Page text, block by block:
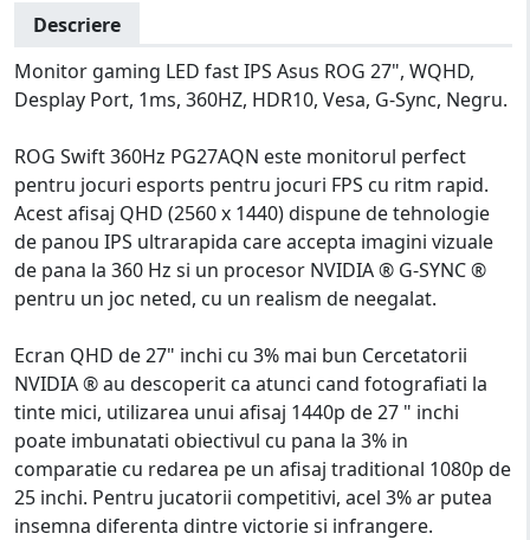
Descriere
Monitor gaming LED fast IPS Asus ROG 27", WQHD,
Desplay Port, 1ms, 360HZ, HDR10, Vesa, G-Sync, Negru.
ROG Swift 360Hz PG27AQN este monitorul perfect
pentru jocuri esports pentru jocuri FPS cu ritm rapid.
Acest afisaj QHD (2560 x 1440) dispune de tehnologie
de panou IPS ultrarapida care accepta imagini vizuale
de pana la 360 Hz si un procesor NVIDIA ® G-SYNC ®
pentru un joc neted, cu un realism de neegalat.
Ecran QHD de 27" inchi cu 3% mai bun Cercetatorii
NVIDIA ® au descoperit ca atunci cand fotografiati la
tinte mici, utilizarea unui afisaj 1440p de 27 " inchi
poate imbunatati obiectivul cu pana la 3% in
comparatie cu redarea pe un afisaj traditional 1080p de
25 inchi. Pentru jucatorii competitivi, acel 3% ar putea
insemna diferenta dintre victorie si infrangere.